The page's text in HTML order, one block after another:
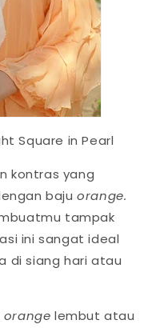
Square in Pearl
kontras yang
bajuorange.
tampak
ini sangat ideal
di siang hari atau
orangelembut atau